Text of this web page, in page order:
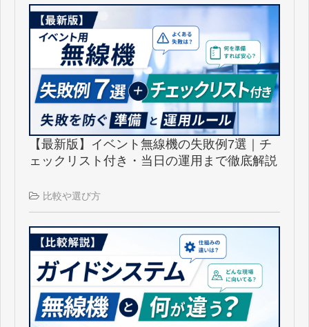
【最新版】イベント無線機の失敗例7選｜チ
ェックリスト付き・当日の運用まで徹底解説
比較や選び方